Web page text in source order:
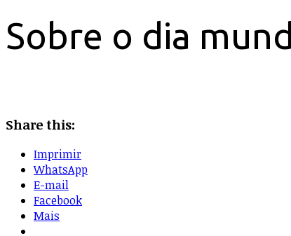
Sobre o dia
Share this:
Imprimir
WhatsApp
E-mail
Facebook
Mais